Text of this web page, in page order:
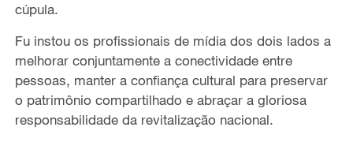
cúpula.
Fu instou os profissionais de mídia dos dois lados a
melhorar conjuntamente a conectividade entre
pessoas, manter a confiança cultural para preservar
o patrimônio compartilhado e abraçar a gloriosa
responsabilidade da revitalização nacional.